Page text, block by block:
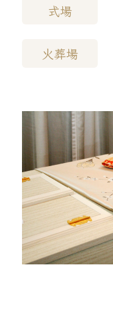
式場
火葬場